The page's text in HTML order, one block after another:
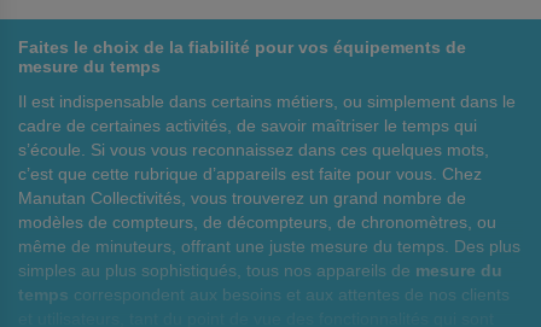
Faites le choix de la fiabilité pour vos équipements de
mesure du temps
Il est indispensable dans certains métiers, ou simplement dans le
cadre de certaines activités, de savoir maîtriser le temps qui
s’écoule. Si vous vous reconnaissez dans ces quelques mots,
c’est que cette rubrique d’appareils est faite pour vous. Chez
Manutan Collectivités, vous trouverez un grand nombre de
modèles de compteurs, de décompteurs, de chronomètres, ou
même de minuteurs, offrant une juste mesure du temps. Des plus
simples au plus sophistiqués, tous nos appareils de mesure du
temps correspondent aux besoins et aux attentes de nos clients